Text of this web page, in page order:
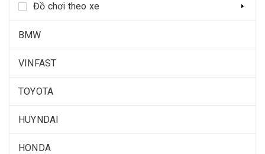
Đồ chơi theo xe
BMW
VINFAST
TOYOTA
HUYNDAI
HONDA